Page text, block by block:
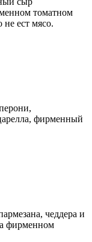
томатном
не ест мясо.
фирменный
чеддера и
фирменном